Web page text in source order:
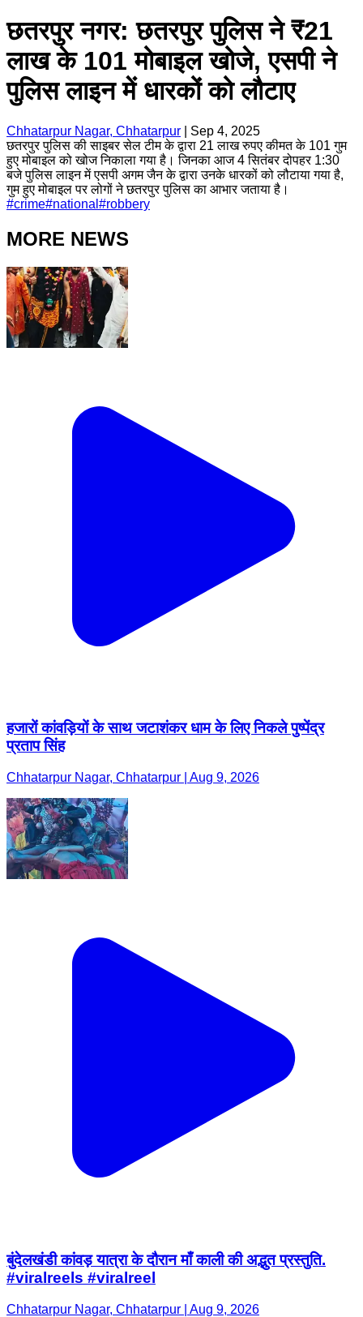
छतरपुर नगर: छतरपुर पुलिस ने ₹21
लाख के 101 मोबाइल खोजे, एसपी ने
पुलिस लाइन में धारकों को लौटाए
Chhatarpur Nagar, Chhatarpur
Sep 4, 2025
छतरपुर पुलिस की साइबर सेल टीम के द्वारा 21 लाख रुपए कीमत के 101 गुम
हुए मोबाइल को खोज निकाला गया है। जिनका आज 4 सितंबर दोपहर 1:30
बजे पुलिस लाइन में एसपी अगम जैन के द्वारा उनके धारकों को लौटाया गया है,
गुम हुए मोबाइल पर लोगों ने छतरपुर पुलिस का आभार जताया है।
#crime#national #robbery
MORE NEWS
हजारों कांवड़ियों के साथ जटाशंकर धाम के लिए निकले पुष्पेंद्र
प्रताप सिंह
Chhatarpur Nagar, Chhatarpur | Aug 9, 2026
बुंदेलखंडी कांवड़ यात्रा के दौरान माँ काली की अद्भुत प्रस्तुति.
#viralreels #viralreel
Chhatarpur Nagar, Chhatarpur | Aug 9, 2026